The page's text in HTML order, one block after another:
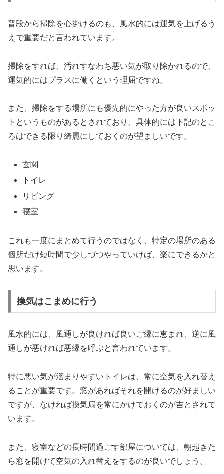
普段から掃除を心掛けるのも、風水的には運気を上げるう
えで重要だと言われています。
掃除をすれば、汚れすなわち悪い気が取り除かれるので、
運気的にはプラスに働くという理屈ですね。
また、掃除をする場所にも優先的にやった方が良いスポッ
トというものがあるとされており、具体的には下記のとこ
ろはできる限り綺麗にしておくのが望ましいです。
玄関
トイレ
リビング
寝室
これも一度にまとめて行うのではなく、特定の場所のある
個所だけ短時間で少しづつやっていけば、楽にできるかと
思います。
換気はこまめに行う
風水的には、風通しが良ければ良いご縁に恵まれ、逆に風
通しが悪ければ悪縁を呼ぶと言われています。
特に悪い気が溜まりやすいトイレは、常に空気を入れ替え
ることが重要です。窓があればそれを開けるのが好ましい
ですが、なければ換気扇を常にかけておくのが吉とされて
います。
また、寝室などの長時間過ごす部屋については、朝起きた
ら窓を開けて空気の入れ替えをするのが良いでしょう。